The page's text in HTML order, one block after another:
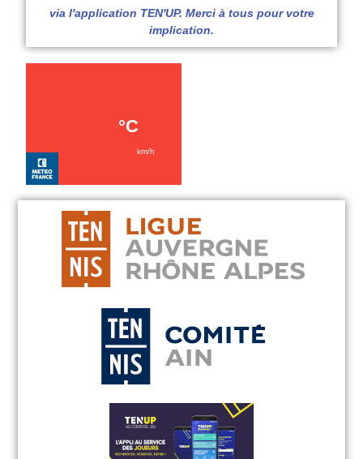
via l'application TEN'UP. Merci à tous pour votre
implication.